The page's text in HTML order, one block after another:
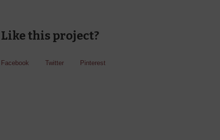
Like this project?
Facebook Twitter Pinterest